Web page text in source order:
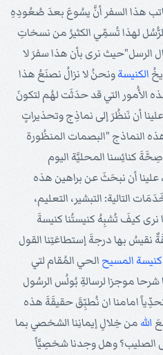
هذا السفر أنَّ يسُوعَ بعدَ صُعُودِهِ
لهذا تُسمِّي الكثيرُ من نسخاتِ
الرسل"حيث نرى بأن هذا سفرَ لا
الكنيسةونحنُ لا نزالُ نصنَعُ هذا
الأُمور التي قد حدَثَت لهُم لتكونَ
أن نَنظُرَ إلى نماذِج وتحذيراتٍ
النماذج "البصمات المنظُورة
كنائِسنا المحليَّة اليوم
علينا أن نبحَثَ عن براهين هذه
التالية: التبشير، التعليم،
نرى كيفَ تُشبِهُ كنيستُنا كنيسةَ
نقيسُ بها درجةَ إستطاعَتِنا القول
كنيسة المسيح الحي المُقام لتي
شرحا موجزا لرسالةِ بُولُس الرسُول
امامنا ان نُطبِّقَ حقيقَةَ هذه
الله من خِلالِ إيمانِنا الشخصي بما
الصليب؟ وهل وجدنا شخصِيَّاً